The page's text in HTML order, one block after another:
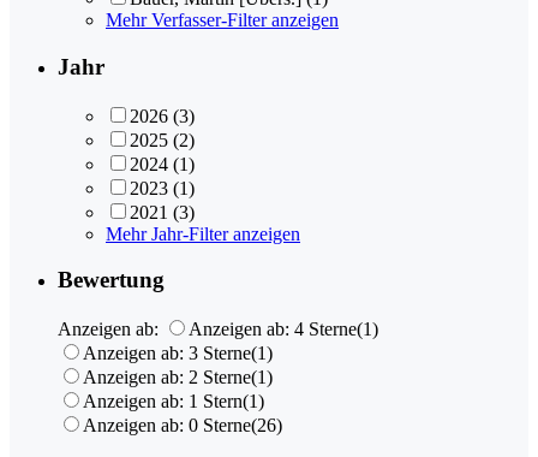
Mehr Verfasser-Filter anzeigen
Jahr
2026 (3)
2025 (2)
2024 (1)
2023 (1)
2021 (3)
Mehr Jahr-Filter anzeigen
Bewertung
Anzeigen ab: Anzeigen ab: 4 Sterne(1)
Anzeigen ab: 3 Sterne(1)
Anzeigen ab: 2 Sterne(1)
Anzeigen ab: 1 Stern(1)
Anzeigen ab: 0 Sterne(26)